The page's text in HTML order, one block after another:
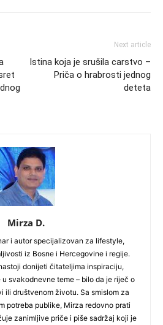
Next article
Istina koja je srušila carstvo –
Priča o hrabrosti jednog
deteta
Mirza D.
i autor specijalizovan za lifestyle,
iz Bosne i Hercegovine i regije.
donijeti čitateljima inspiraciju,
svakodnevne teme – bilo da je riječ o
ili društvenom životu. Sa smislom za
potreba publike, Mirza redovno prati
zanimljive priče i piše sadržaj koji je